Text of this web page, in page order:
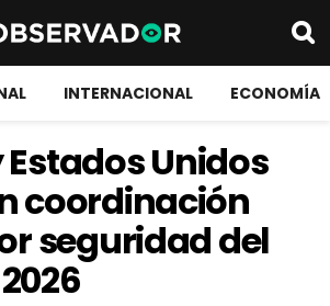
INTERNACIONAL ECONOMÍA
Unidos
coordinación
seguridad del